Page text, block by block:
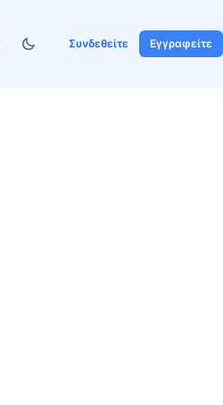
Συνδεθείτε Εγγραφείτε